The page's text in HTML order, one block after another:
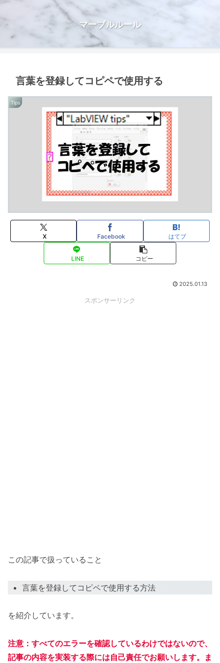
マーブルルール
言葉を登録してコピペで使用する
Tips
X Facebook はてブ
LINE コピー
2025.01.13
スポンサーリンク
この記事で扱っていること
言葉を登録してコピペで使用する方法
を紹介しています。
注意：すべてのエラーを確認しているわけではないので、
記事の内容を実装する際には自己責任でお願いします。ま